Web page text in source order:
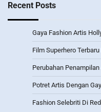
Recent Posts
Gaya Fashion Artis
Film Superhero
Perubahan
Potret Artis Dengan
Fashion Selebriti Di